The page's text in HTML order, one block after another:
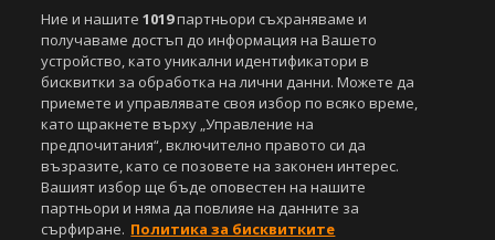
Ние и нашите1019партньори съхраняваме и
получаваме достъп до информация на Вашето
устройство, като уникални идентификатори в
бисквитки за обработка на лични данни. Можете да
приемете и управлявате своя избор по всяко време,
като щракнете върху „Управление на
предпочитания“, включително правото си да
възразите, като се позовете на законен интерес.
Вашият избор ще бъде оповестен на нашите
партньори и няма да повлияе на данните за
сърфиране. Политика за бисквитките